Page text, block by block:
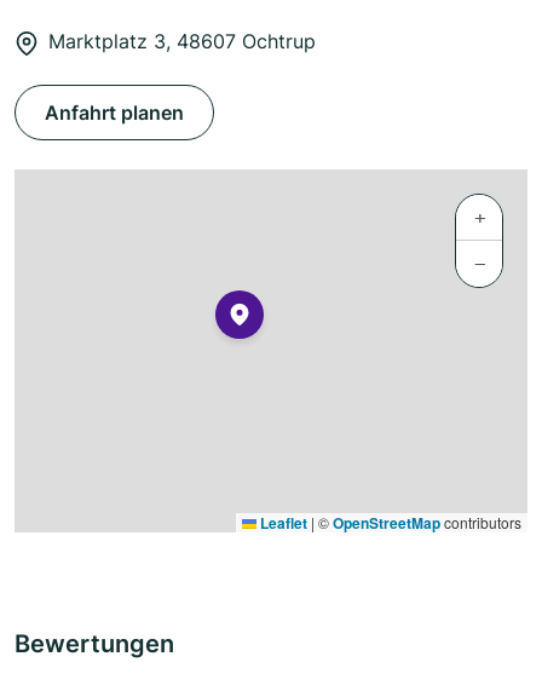
Marktplatz 3, 48607 Ochtrup
Anfahrt planen
+
−
Leaflet | ©OpenStreetMapcontributors
Bewertungen